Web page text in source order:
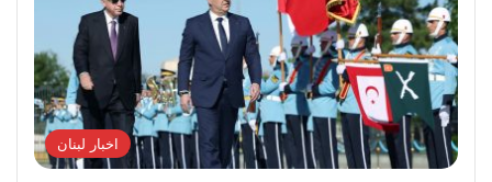
اخبار لبنان